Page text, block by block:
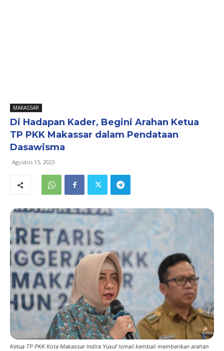
MAKASSAR
Di Hadapan Kader, Begini Arahan Ketua
TP PKK Makassar dalam Pendataan
Dasawisma
Agustus 15, 2023
Ketua TP PKK Kota Makassar Indira Yusuf Ismail kembali memberikan arahan